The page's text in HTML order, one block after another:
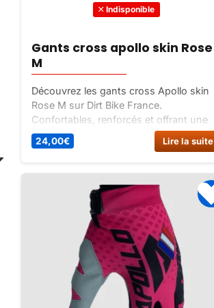
Indisponible
Gants cross apollo skin Rose
M
Découvrez les gants cross Apollo skin
Rose M sur Dirt Bike France.
Confortables, renforcés et offrant une
protection optimale, ces gants vous
permettront de maximiser vos
24,00€ Lire la suite